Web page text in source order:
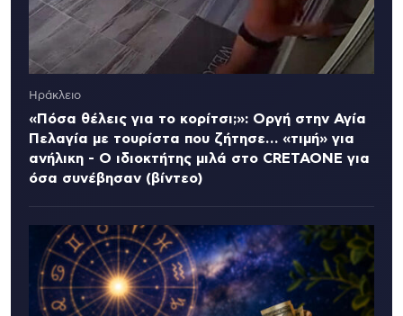
Ηράκλειο
«Πόσα θέλεις για το κορίτσι;»: Οργή στην Αγία
Πελαγία με τουρίστα που ζήτησε… «τιμή» για
ανήλικη - Ο ιδιοκτήτης μιλά στο CRETAONE για
όσα συνέβησαν (βίντεο)